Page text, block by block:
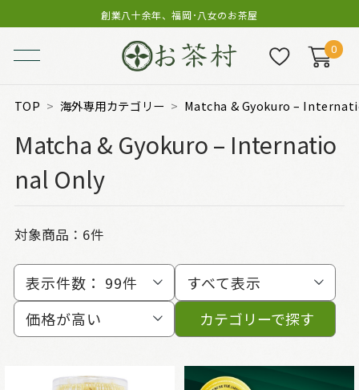
創業八十余年、福岡･八女のお茶屋
0
TOP 海外専用カテゴリー Matcha & Gyokuro –
Matcha & Gyokuro – Internatio
nal Only
対象商品： 6件
表示件数： 99件
すべて表示
価格が高い
カテゴリーで探す